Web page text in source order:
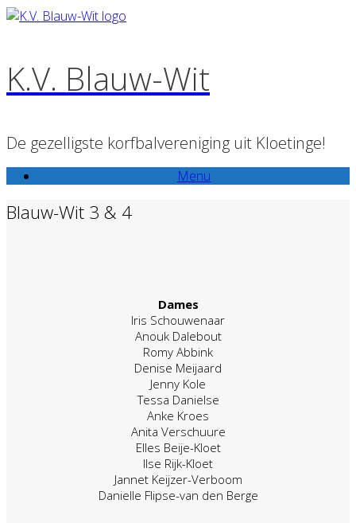
Ga
inhoud
K.V. Blauw-Wit
De gezelligste korfbalvereniging uit Kloetinge!
Menu
Blauw-Wit 3 & 4
Dames
Iris Schouwenaar
Anouk Dalebout
Romy Abbink
Denise Meijaard
Jenny Kole
Tessa Danielse
Anke Kroes
Anita Verschuure
Elles Beije-Kloet
Ilse Rijk-Kloet
Jannet Keijzer-Verboom
Danielle Flipse-van den Berge